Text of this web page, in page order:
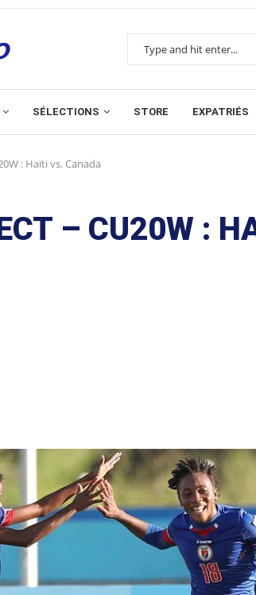
SÉLECTIONS STORE EXPATRIÉS
: Haïti vs. Canada
– CU20W :